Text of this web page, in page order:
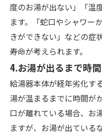
度のお湯が出ない」「温
ます。「蛇口やシャワー
きができない」などの症
寿命が考えられます。
4.お湯が出るまで時
給湯器本体が経年劣化す
湯が温まるまでに時間が
口が離れている場合、お
ますが、お湯が出ている